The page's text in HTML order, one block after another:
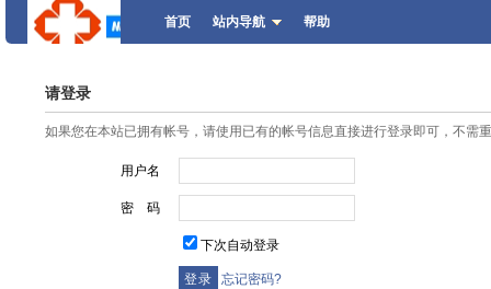
首页 站内导航 帮助
请登录
如果您在本站已拥有帐号，请使用已有的帐号信息直接进行登录即可，不需
用户名
密 码
下次自动登录
忘记密码?